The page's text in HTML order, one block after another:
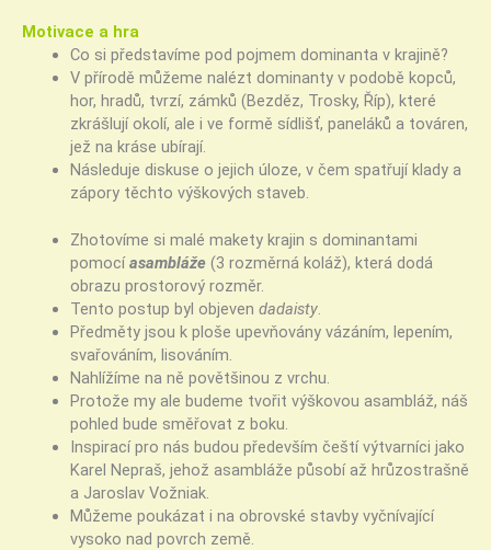
Motivace a hra
Co si představíme pod pojmem dominanta v krajině?
V přírodě můžeme nalézt dominanty v podobě kopců,
hor, hradů, tvrzí, zámků (Bezděz, Trosky, Říp), které
zkrášlují okolí, ale i ve formě sídlišť, paneláků a továren,
jež na kráse ubírají.
Následuje diskuse o jejich úloze, v čem spatřují klady a
zápory těchto výškových staveb.
Zhotovíme si malé makety krajin s dominantami
pomocí asambláže (3 rozměrná koláž), která dodá
obrazu prostorový rozměr.
Tento postup byl objeven dadaisty.
Předměty jsou k ploše upevňovány vázáním, lepením,
svařováním, lisováním.
Nahlížíme na ně povětšinou z vrchu.
Protože my ale budeme tvořit výškovou asambláž, náš
pohled bude směřovat z boku.
Inspirací pro nás budou především čeští výtvarníci jako
Karel Nepraš, jehož asambláže působí až hrůzostrašně
a Jaroslav Vožniak.
Můžeme poukázat i na obrovské stavby vyčnívající
vysoko nad povrch země.